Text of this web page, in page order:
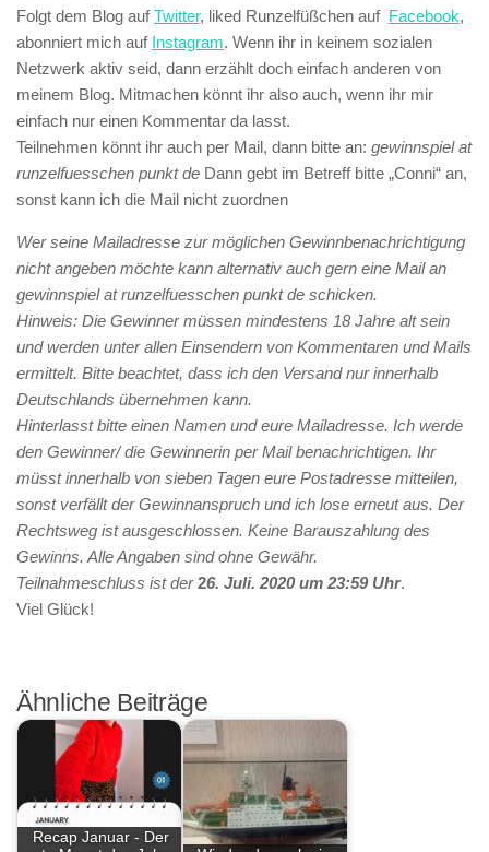
Folgt dem Blog aufTwitter, liked Runzelfüßchen auf Facebook,
abonniert mich auf Instagram. Wenn ihr in keinem sozialen
Netzwerk aktiv seid, dann erzählt doch einfach anderen von
meinem Blog. Mitmachen könnt ihr also auch, wenn ihr mir
einfach nur einen Kommentar da lasst.
Teilnehmen könnt ihr auch per Mail, dann bitte an: gewinnspiel at
runzelfuesschen punkt de Dann gebt im Betreff bitte „Conni“ an,
sonst kann ich die Mail nicht zuordnen
Wer seine Mailadresse zur möglichen Gewinnbenachrichtigung
nicht angeben möchte kann alternativ auch gern eine Mail an
gewinnspiel at runzelfuesschen punkt de schicken.
Hinweis: Die Gewinner müssen mindestens 18 Jahre alt sein
und werden unter allen Einsendern von Kommentaren und Mails
ermittelt. Bitte beachtet, dass ich den Versand nur innerhalb
Deutschlands übernehmen kann.
Hinterlasst bitte einen Namen und eure Mailadresse. Ich werde
den Gewinner/ die Gewinnerin per Mail benachrichtigen. Ihr
müsst innerhalb von sieben Tagen eure Postadresse mitteilen,
sonst verfällt der Gewinnanspruch und ich lose erneut aus. Der
Rechtsweg ist ausgeschlossen. Keine Barauszahlung des
Gewinns. Alle Angaben sind ohne Gewähr.
Teilnahmeschluss ist der26. Juli. 2020 um 23:59 Uhr.
Viel Glück!
Ähnliche Beiträge
Recap Januar - Der